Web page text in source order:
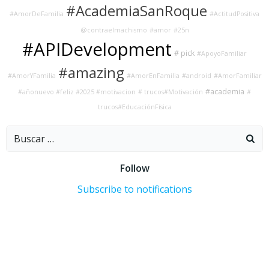
#AmorDeFamilia #AcademiaSanRoque #ActitudPositiva
@contraelmachismo #amor #25n
#APIDevelopment # pick #ApoyoFamiliar
#AmorYFamilia #amazing #AmorEnFamilia #android #AmorFamiliar
#añonuevo #feliz #2025 #motivacion # trucos#Motivación #academia #
trucos#EducaciónFísica
Buscar:
Follow
Subscribe to notifications